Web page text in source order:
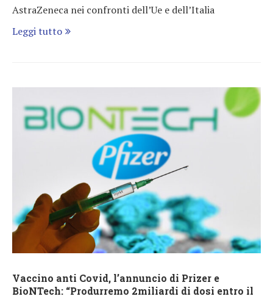
AstraZeneca nei confronti dell’Ue e dell’Italia
Leggi tutto
Vaccino anti Covid, l’annuncio di Prizer e
BioNTech: “Produrremo 2miliardi di dosi entro il